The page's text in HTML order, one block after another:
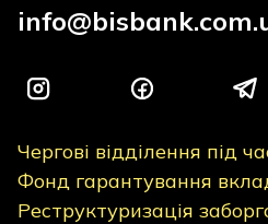
Чергові відділення під
Фонд гарантування
Реструктуризація